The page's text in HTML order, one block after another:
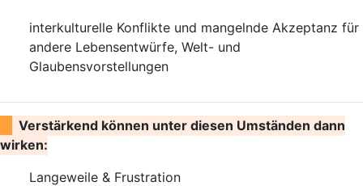
interkulturelle Konflikte und mangelnde Akzeptanz für
andere Lebensentwürfe, Welt- und
Glaubensvorstellungen
Verstärkend können unter diesen Umständen dann
wirken:
Langeweile & Frustration